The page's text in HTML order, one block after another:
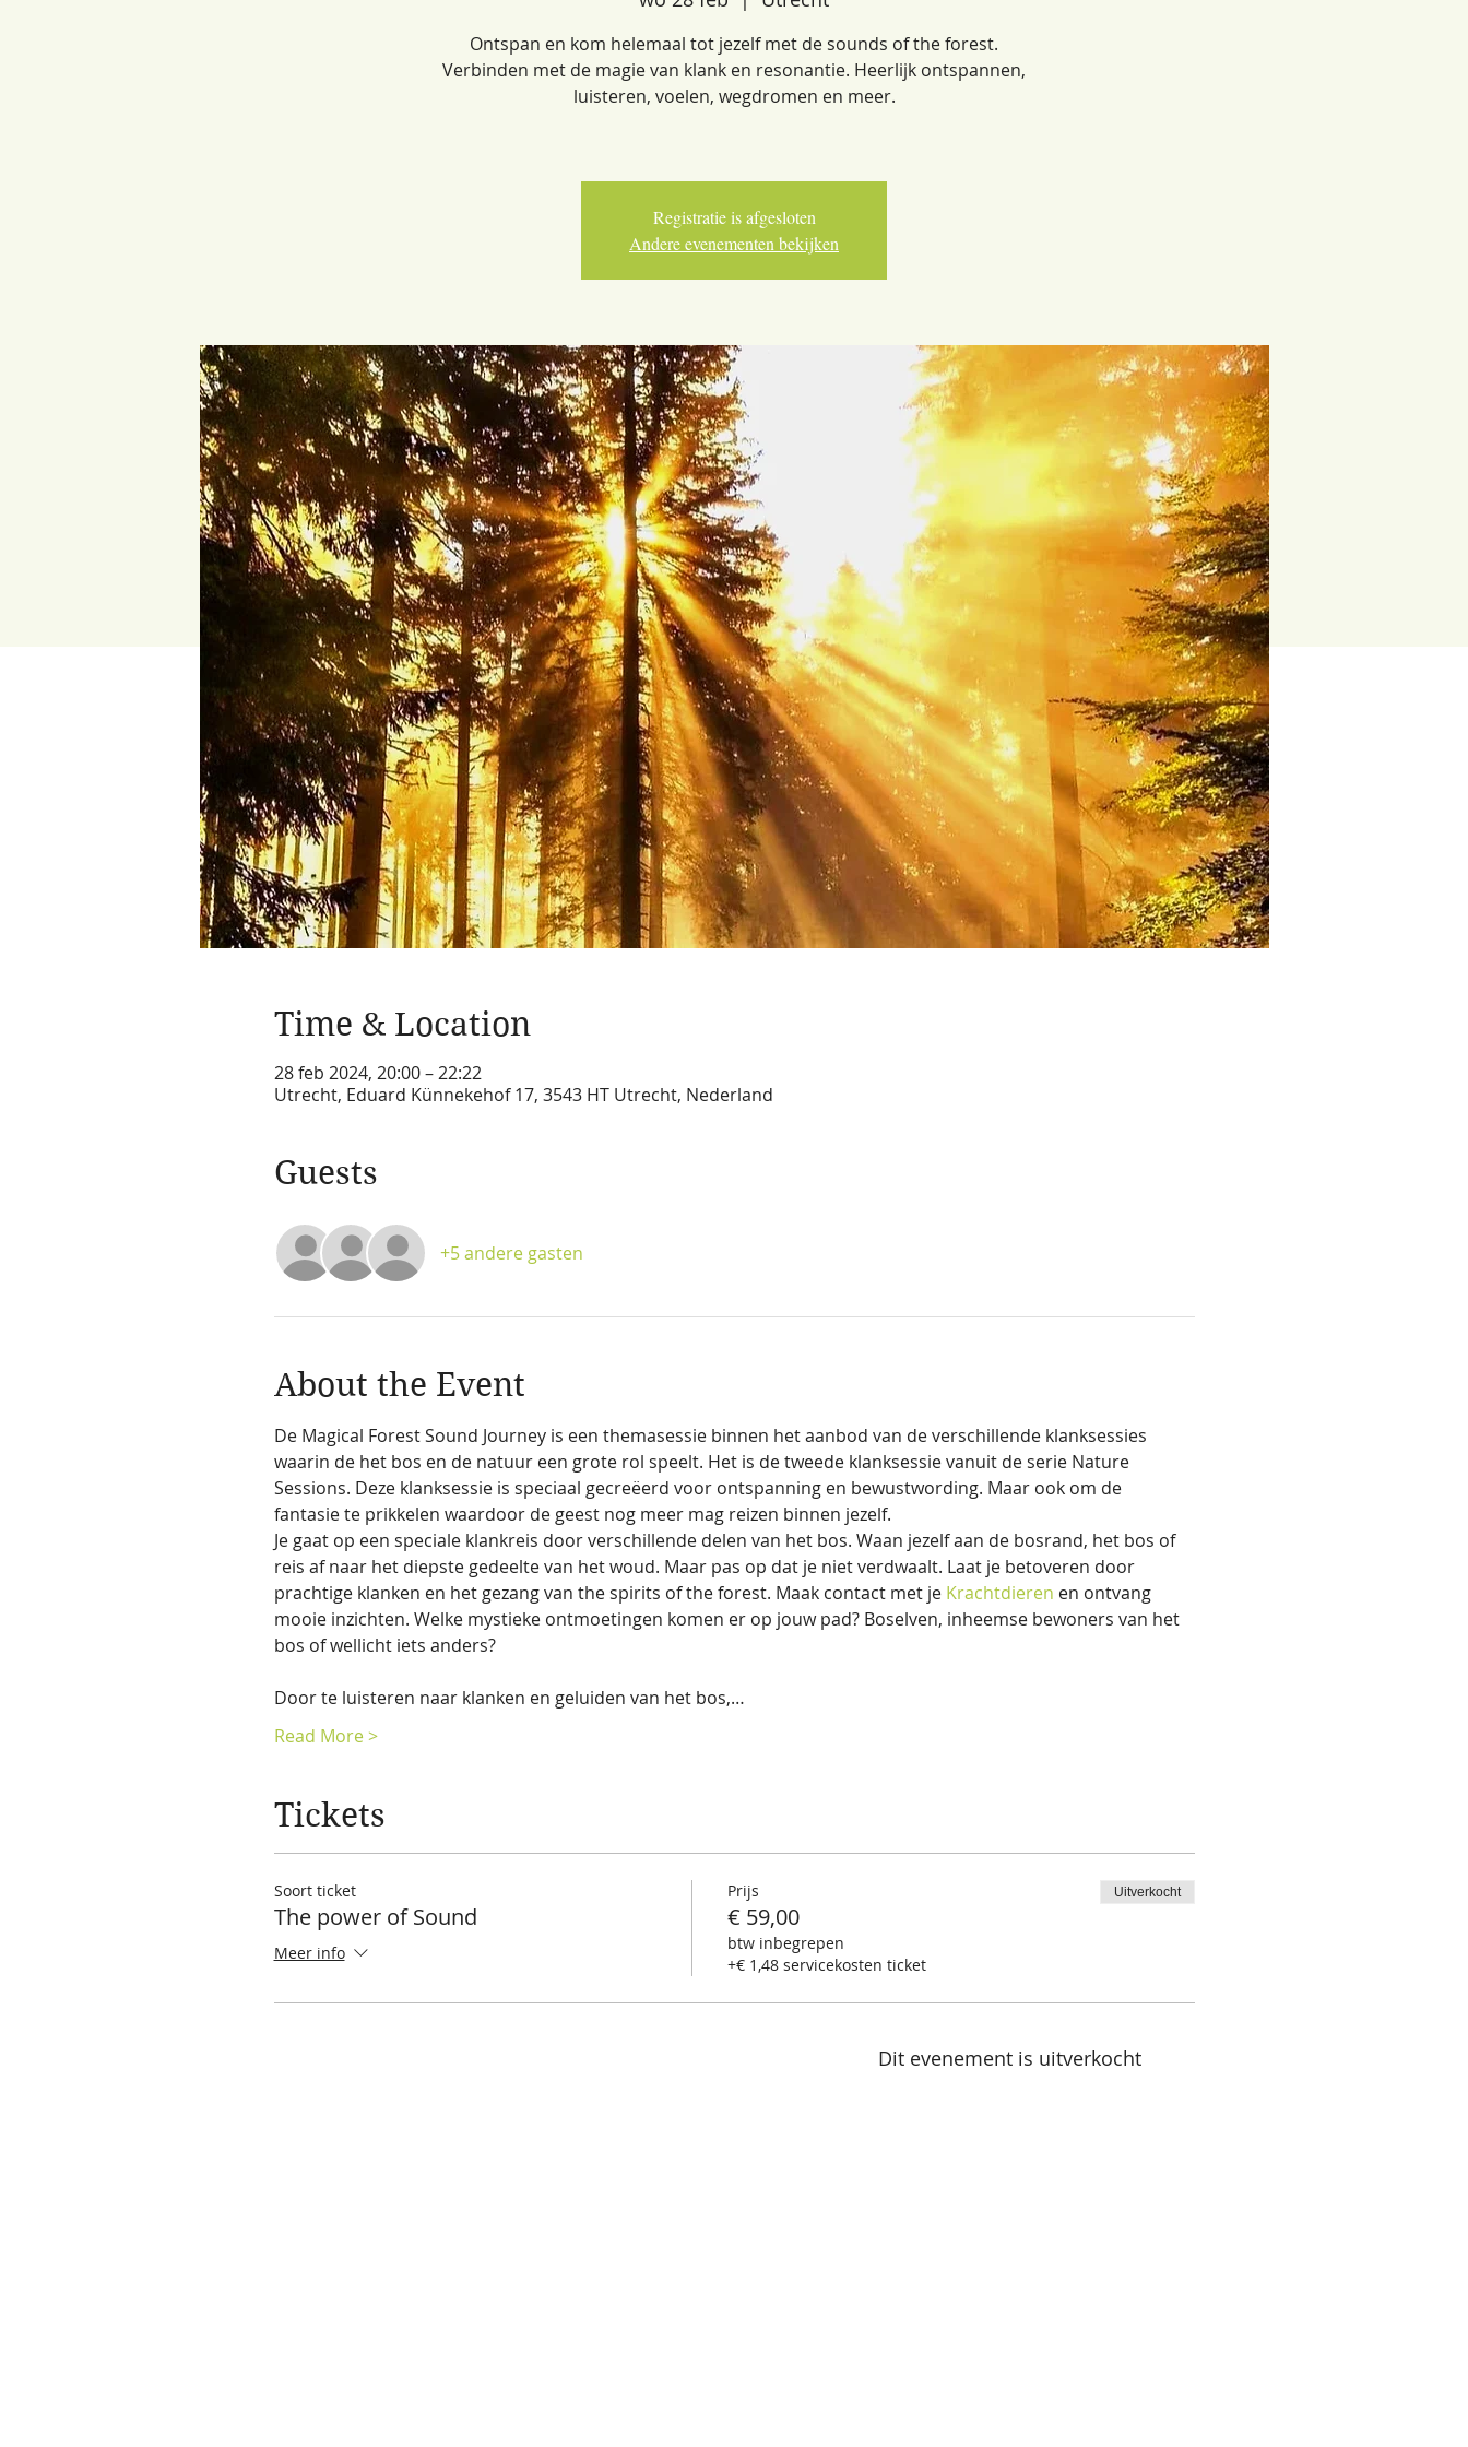
Ontspan en kom helemaal tot jezelf met de sounds of the forest.
Verbinden met de magie van klank en resonantie. Heerlijk ontspannen,
luisteren, voelen, wegdromen en meer.
Registratie is afgesloten
Andere evenementen bekijken
Time & Location
28 feb 2024, 20:00 – 22:22
Utrecht, Eduard Künnekehof 17, 3543 HT Utrecht, Nederland
Guests
+5 andere gasten
About the Event
De Magical Forest Sound Journey is een themasessie binnen het aanbod van de verschillende klanksessies
waarin de het bos en de natuur een grote rol speelt. Het is de tweede klanksessie vanuit de serie Nature
Sessions. Deze klanksessie is speciaal gecreëerd voor ontspanning en bewustwording. Maar ook om de
fantasie te prikkelen waardoor de geest nog meer mag reizen binnen jezelf.
Je gaat op een speciale klankreis door verschillende delen van het bos. Waan jezelf aan de bosrand, het bos of
reis af naar het diepste gedeelte van het woud. Maar pas op dat je niet verdwaalt. Laat je betoveren door
prachtige klanken en het gezang van the spirits of the forest. Maak contact met je Krachtdieren en ontvang
mooie inzichten. Welke mystieke ontmoetingen komen er op jouw pad? Boselven, inheemse bewoners van het
bos of wellicht iets anders?
Door te luisteren naar klanken en geluiden van het bos,…
Read More >
Tickets
Soort ticket
The power of Sound
Meer info
Prijs
€ 59,00
btw inbegrepen
+€ 1,48 servicekosten ticket
Uitverkocht
Dit evenement is uitverkocht